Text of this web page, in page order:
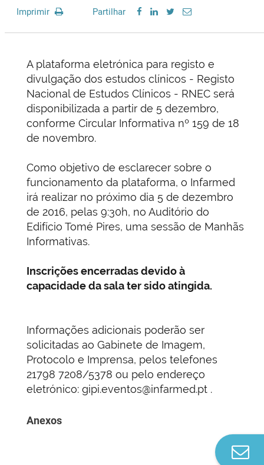
Imprimir Partilhar
A plataforma eletrónica para registo e
divulgação dos estudos clínicos - Registo
Nacional de Estudos Clínicos - RNEC será
disponibilizada a partir de 5 dezembro,
conforme Circular Informativa nº 159 de 18
de novembro.
Como objetivo de esclarecer sobre o
funcionamento da plataforma, o Infarmed
irá realizar no próximo dia 5 de dezembro
de 2016, pelas 9:30h, no Auditório do
Edifício Tomé Pires, uma sessão de Manhãs
Informativas.
Inscrições encerradas devido à
capacidade da sala ter sido atingida.
Informações adicionais poderão ser
solicitadas ao Gabinete de Imagem,
Protocolo e Imprensa, pelos telefones
21798 7208/5378 ou pelo endereço
eletrónico: gipi.eventos@infarmed.pt .
Anexos